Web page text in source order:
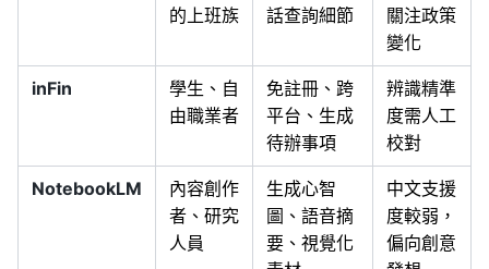
的上班族
話查詢細節
關注政策
變化
inFin
學生、自
由職業者
免註冊、跨
平台、生成
待辦事項
辨識精準
度需人工
校對
NotebookLM
內容創作
者、研究
人員
生成心智
圖、語音摘
要、視覺化
中文支援
度較弱，
偏向創意